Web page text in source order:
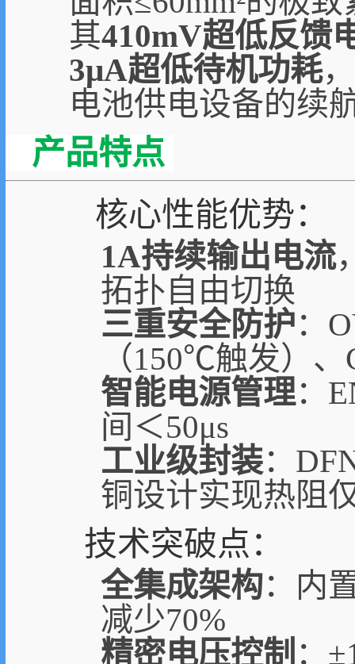
其410mV超低反馈
3μA超低待机功耗
电池供电设备的续
产品特点
核心性能优势：
1A持续输出电流
拓扑自由切换
三重安全防护：
（150℃触发）、
智能电源管理：
间＜50μs
工业级封装：
铜设计实现热阻
技术突破点：
全集成架构：内
减少70%
精密电压控制 ：